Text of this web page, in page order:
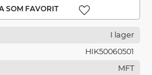
Lägg till i favoriter
I lager
HIK50060501
MFT